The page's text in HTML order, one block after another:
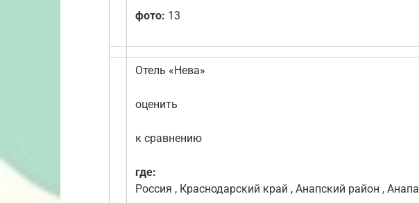
фото: 13
Отель «Нева»
оценить
к сравнению
где:
Россия , Краснодарский край , Анапский район , Анапа